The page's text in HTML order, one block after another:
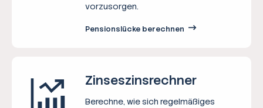
vorzusorgen.
Pensionslücke berechnen
Zinseszins­rechner
Berechne, wie sich regelmäßiges